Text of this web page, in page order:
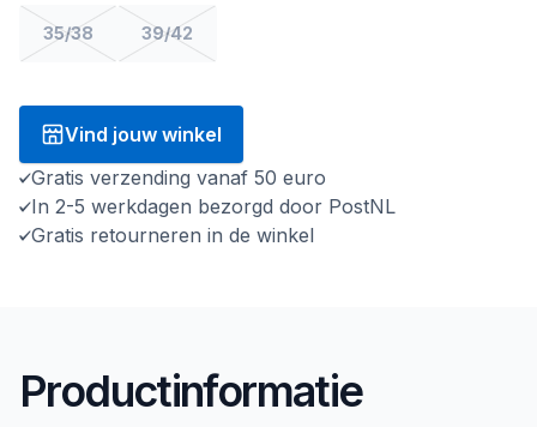
35/38 39/42
Vind jouw winkel
Gratis verzending vanaf 50 euro
In 2-5 werkdagen bezorgd door PostNL
Gratis retourneren in de winkel
Productinformatie